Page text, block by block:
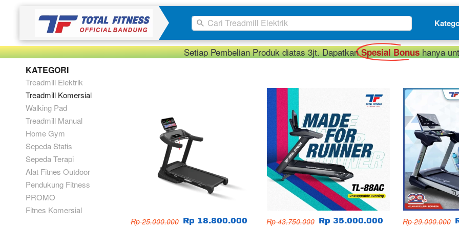
Cari Treadmill Elektrik
Setiap Pembelian Produk diatas 3jt. Dapatkan Spesial Bonus hanya
KATEGORI
Treadmill Elektrik
Treadmill Komersial
Walking Pad
Treadmill Manual
Home Gym
Sepeda Statis
Sepeda Terapi
Alat Fitnes Outdoor
Pendukung Fitness
PROMO
Fitnes Komersial
Rp 25.000.000 Rp 18.800.000 Rp 43.750.000 Rp 35.000.000 Rp 29.000.000